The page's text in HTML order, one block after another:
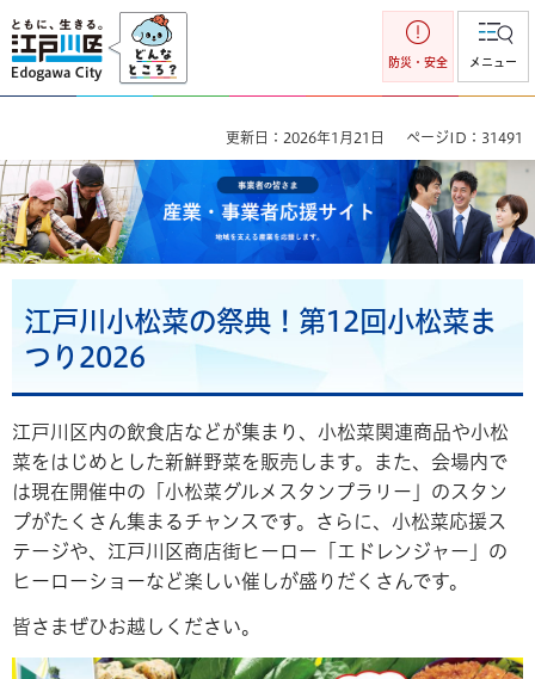
江戸川区
防災・安全 メニュー
更新日：2026年1月21日 ページID：31491
事業者の皆さま 産業・事業者応援サイト 地域を支える産業を
応援します。
江戸川小松菜の祭典！第12回小松菜ま
つり2026
江戸川区内の飲食店などが集まり、小松菜関連商品や小松
菜をはじめとした新鮮野菜を販売します。また、会場内で
は現在開催中の「小松菜グルメスタンプラリー」のスタン
プがたくさん集まるチャンスです。さらに、小松菜応援ス
テージや、江戸川区商店街ヒーロー「エドレンジャー」の
ヒーローショーなど楽しい催しが盛りだくさんです。
皆さまぜひお越しください。